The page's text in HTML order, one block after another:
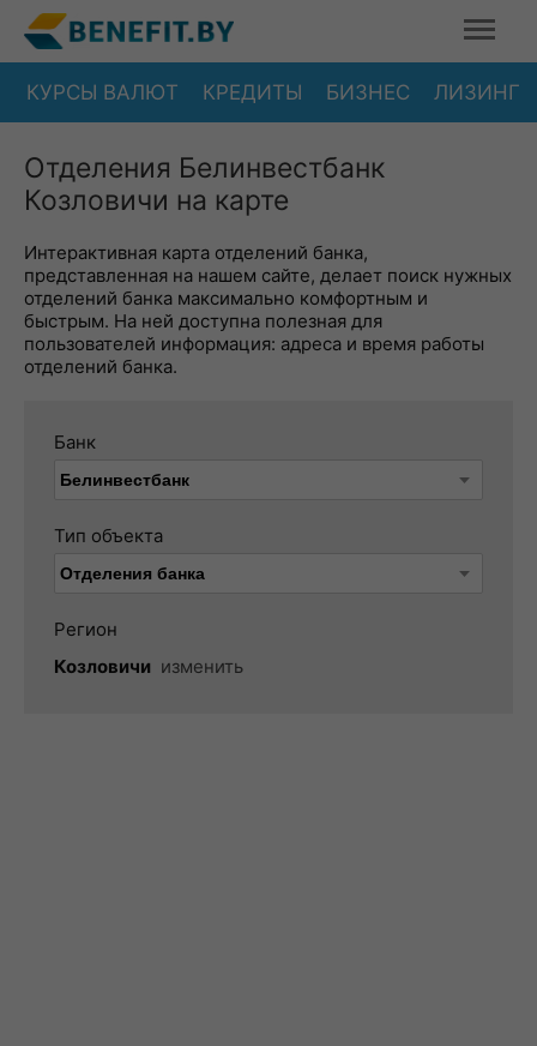
КУРСЫ ВАЛЮТ КРЕДИТЫ БИЗНЕС ЛИЗИНГ
Отделения Белинвестбанк
Козловичи на карте
Интерактивная карта отделений банка,
представленная на нашем сайте, делает поиск нужных
отделений банка максимально комфортным и
быстрым. На ней доступна полезная для
пользователей информация: адреса и время работы
отделений банка.
Банк
Тип объекта
Регион
Козловичи изменить